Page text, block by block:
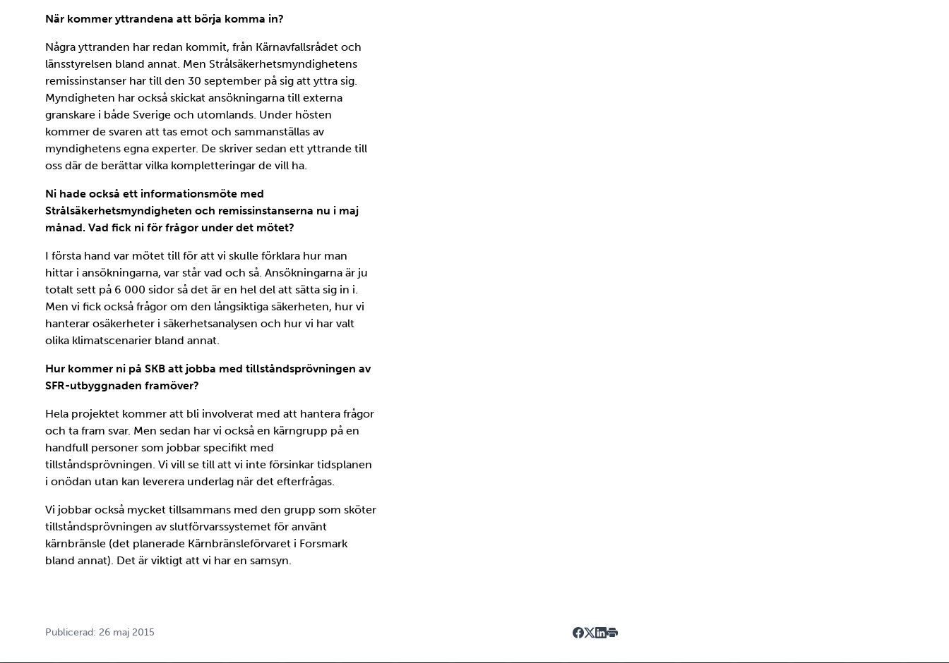
När kommer yttrandena att börja komma in?
Några yttranden har redan kommit, från Kärnavfallsrådet och
länsstyrelsen bland annat. Men Strålsäkerhetsmyndighetens
remissinstanser har till den 30 september på sig att yttra sig.
Myndigheten har också skickat ansökningarna till externa
granskare i både Sverige och utomlands. Under hösten
kommer de svaren att tas emot och sammanställas av
myndighetens egna experter. De skriver sedan ett yttrande till
oss där de berättar vilka kompletteringar de vill ha.
Ni hade också ett informationsmöte med
Strålsäkerhetsmyndigheten och remissinstanserna nu i maj
månad. Vad fick ni för frågor under det mötet?
I första hand var mötet till för att vi skulle förklara hur man
hittar i ansökningarna, var står vad och så. Ansökningarna är ju
totalt sett på 6 000 sidor så det är en hel del att sätta sig in i.
Men vi fick också frågor om den långsiktiga säkerheten, hur vi
hanterar osäkerheter i säkerhetsanalysen och hur vi har valt
olika klimatscenarier bland annat.
Hur kommer ni på SKB att jobba med tillståndsprövningen av
SFR-utbyggnaden framöver?
Hela projektet kommer att bli involverat med att hantera frågor
och ta fram svar. Men sedan har vi också en kärngrupp på en
handfull personer som jobbar specifikt med
tillståndsprövningen. Vi vill se till att vi inte försinkar tidsplanen
i onödan utan kan leverera underlag när det efterfrågas.
Vi jobbar också mycket tillsammans med den grupp som sköter
tillståndsprövningen av slutförvarssystemet för använt
kärnbränsle (det planerade Kärnbränsleförvaret i Forsmark
bland annat). Det är viktigt att vi har en samsyn.
Publicerad: 26 maj 2015